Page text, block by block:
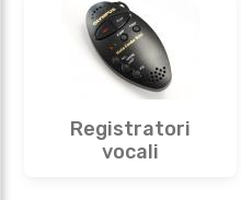
Registratori
vocali